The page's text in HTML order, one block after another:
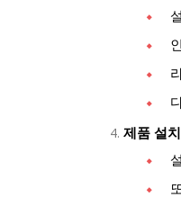
제품 설